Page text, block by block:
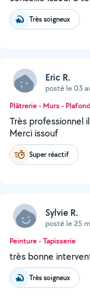
Très soigneux
Eric R.
posté le 03
Plâtrerie - Murs -
Très professionnel
Merci issouf
Super réactif
Sylvie R.
posté le 25
Peinture - Tapisserie
très bonne
Très soigneux